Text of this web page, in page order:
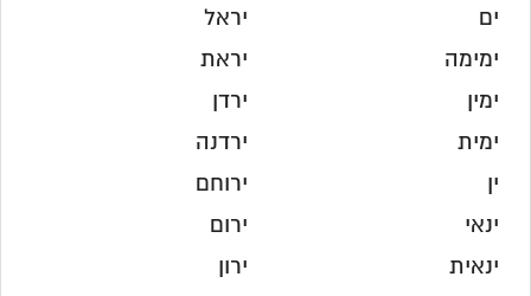
ים
ימימה
ימין
ימית
ין
ינאי
ינאית
יראל
יראת
ירדן
ירדנה
ירוחם
ירום
ירון